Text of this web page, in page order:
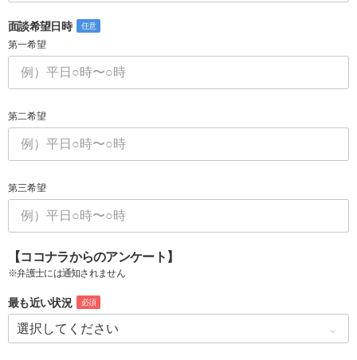
面談希望日時 任意
第一希望
第二希望
第三希望
【ココナラからのアンケート】
※弁護士には通知されません
最も近い状況 必須